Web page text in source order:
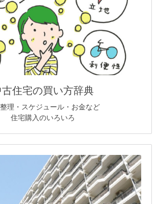
古住宅の買い方辞典
理・スケジュール・お金など
住宅購入のいろいろ